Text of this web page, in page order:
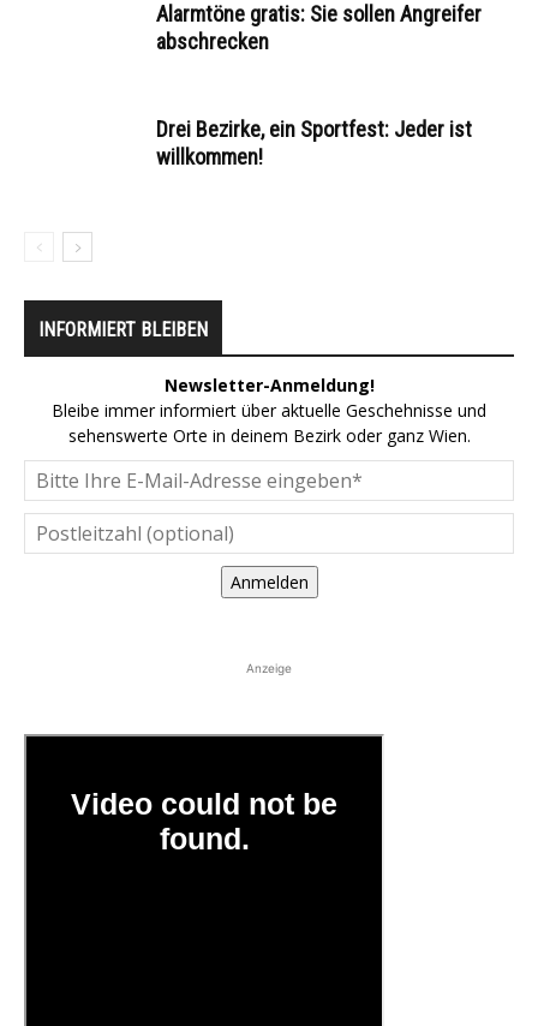
Alarmtöne gratis: Sie sollen Angreifer
abschrecken
Drei Bezirke, ein Sportfest: Jeder ist
willkommen!
INFORMIERT BLEIBEN
Newsletter-Anmeldung!
Bleibe immer informiert über aktuelle Geschehnisse und
sehenswerte Orte in deinem Bezirk oder ganz Wien.
Anmelden
Anzeige